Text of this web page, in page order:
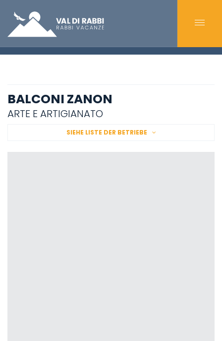
BALCONI ZANON
ARTE E ARTIGIANATO
SIEHE LISTE DER BETRIEBE